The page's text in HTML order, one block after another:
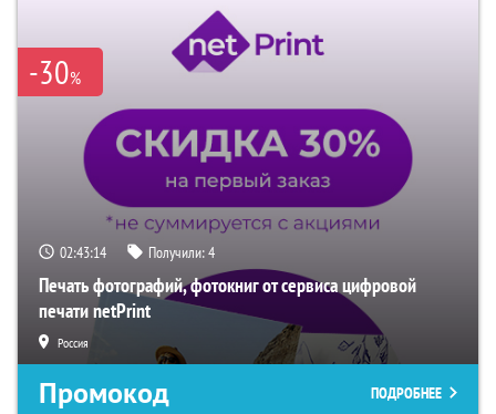
-30%
02:43:14 Получили:4
Печать фотографий, фотокниг от сервиса цифровой
печати netPrint
Россия
Промокод ПОДРОБНЕЕ